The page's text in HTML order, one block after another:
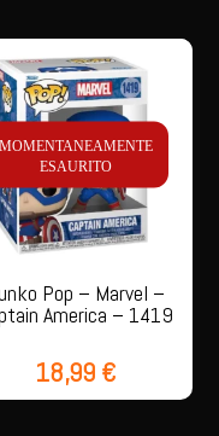
MOMENTANEAMENTE
ESAURITO
Pop – Marvel –
America – 1419
18,99 €